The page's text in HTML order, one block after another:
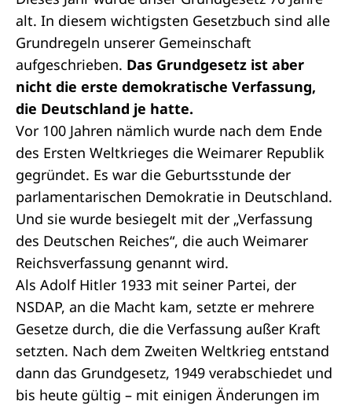
alt. In diesem wichtigsten Gesetzbuch sind alle
Grundregeln unserer Gemeinschaft
aufgeschrieben. Das Grundgesetz ist aber
nicht die erste demokratische Verfassung,
die Deutschland je hatte.
Vor 100 Jahren nämlich wurde nach dem Ende
des Ersten Weltkrieges die Weimarer Republik
gegründet. Es war die Geburtsstunde der
parlamentarischen Demokratie in Deutschland.
Und sie wurde besiegelt mit der „Verfassung
des Deutschen Reiches“, die auch Weimarer
Reichsverfassung genannt wird.
Als Adolf Hitler 1933 mit seiner Partei, der
NSDAP, an die Macht kam, setzte er mehrere
Gesetze durch, die die Verfassung außer Kraft
setzten. Nach dem Zweiten Weltkrieg entstand
dann das Grundgesetz, 1949 verabschiedet und
bis heute gültig – mit einigen Änderungen im